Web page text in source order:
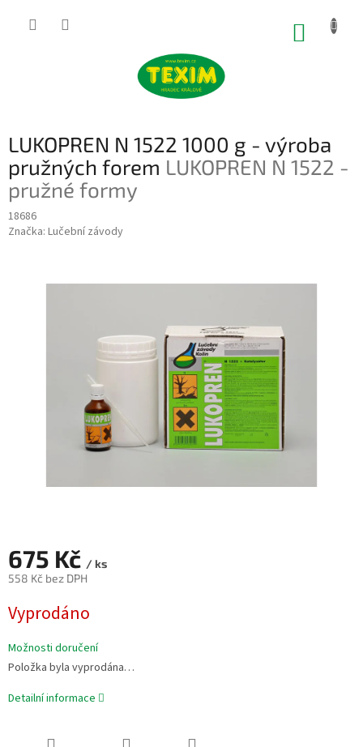
LUKOPREN N 1522 1000 g - výroba
pružných forem LUKOPREN N 1522 -
pružné formy
18686
Značka: Lučební závody
675 Kč / ks
558 Kč bez DPH
cena:
Vyprodáno
Možnosti doručení
Položka byla vyprodána…
Detailní informace